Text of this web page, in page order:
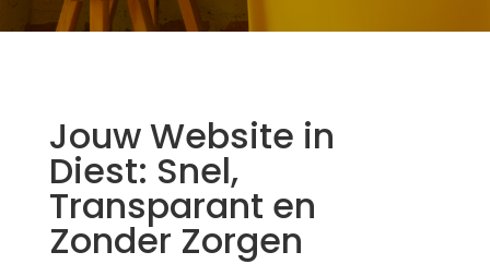
Jouw Website in
Diest: Snel,
Transparant en
Zonder Zorgen